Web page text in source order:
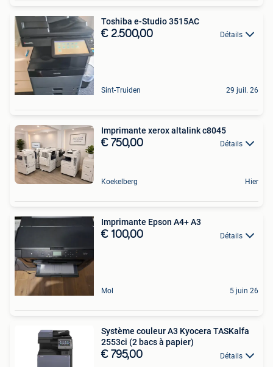
Toshiba e-Studio 3515AC
€ 2.500,00 Détails
Sint-Truiden 29 juil. 26
Imprimante xerox altalink c8045
€ 750,00 Détails
Koekelberg Hier
Imprimante Epson A4+ A3
€ 100,00 Détails
Mol 5 juin 26
Système couleur A3 Kyocera TASKalfa
2553ci (2 bacs à papier)
€ 795,00 Détails